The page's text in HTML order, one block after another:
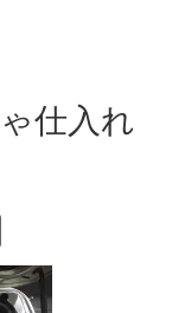
仕入れ